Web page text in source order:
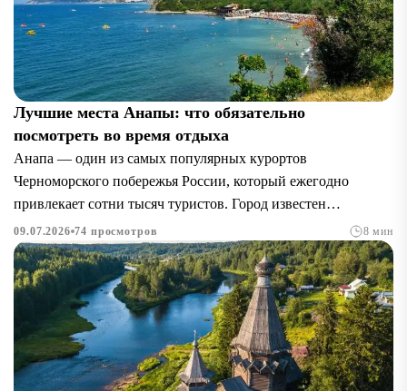
Лучшие места Анапы: что обязательно
посмотреть во время отдыха
Анапа — один из самых популярных курортов
Черноморского побережья России, который ежегодно
привлекает сотни тысяч туристов. Город известен
широкими песчаными пляжами, теплым морем, мягким
климатом...
09.07.2026 74 просмотров 8 мин